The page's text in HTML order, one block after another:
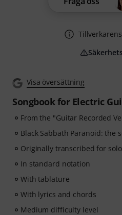
Visa översättning
Songbook for Electric
From the "Guitar Recorded
Black Sabbath Paranoid: the
Originally transcribed for
In standard notation
With tablature
With lyrics and chords
Medium difficulty level